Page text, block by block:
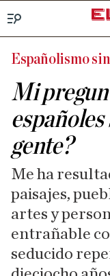
Españolismo
Mi
gente?
Me ha
paisajes,
artes y
entrañable
seducido